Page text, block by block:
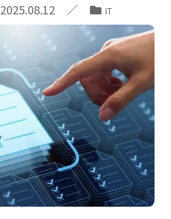
2025.08.12 IT